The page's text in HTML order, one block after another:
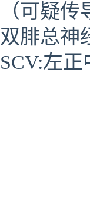
（可疑传
双腓总神
SCV:左